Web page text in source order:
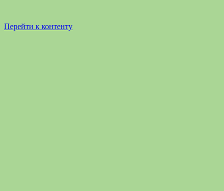
Перейти к контенту